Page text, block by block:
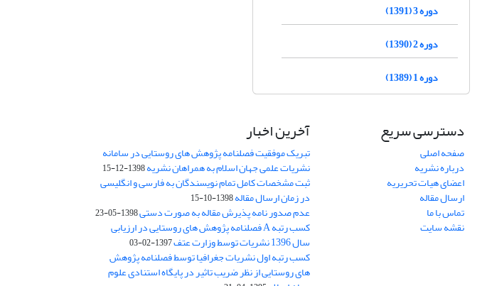
دوره 3 (1391)
دوره 2 (1390)
دوره 1 (1389)
دسترسی سریع
صفحه اصلی
درباره نشریه
اعضای هیات تحریریه
ارسال مقاله
تماس با ما
نقشه سایت
آخرین اخبار
تبریک موفقیت فصلنامه پژوهش های روستایی در سامانه
نشریات علمی جهان اسلام به همراهان نشریه1398-12-15
ثبت مشخصات کامل تمام نویسندگان به فارسی و انگلیسی
در زمان ارسال مقاله1398-10-15
عدم صدور نامه پذیرش مقاله به صورت دستی1398-05-23
کسب رتبه A فصلنامه پژوهش های روستایی در ارزیابی
سال 1396 نشریات توسط وزارت عتف 1397-02-03
کسب رتبه اول نشریات جغرافیا توسط فصلنامه پژوهش
های روستایی از نظر ضریب تاثیر در پایگاه استنادی علوم